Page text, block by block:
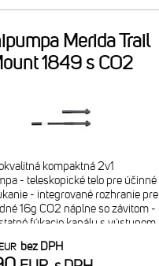
Merida Trail
1849 s CO2
kompaktná 2v1
- teleskopické telo pre účinné
- integrované rozhranie pre
16g CO2 náplne so závitom -
fúkacie kanály s výstupom
vhodná LE
EUR bez DPH